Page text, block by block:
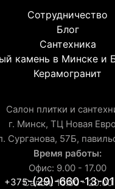
Сотрудничество
Блог
Сантехника
камень в Минске и
Керамогранит
Салон плитки и
г. Минск, ТЦ Новая
Сурганова, 57Б,
Время работы:
Офис: 9.00 - 17.00
Салон: 10.00 - 20.00
+375-(29)-660-13-01